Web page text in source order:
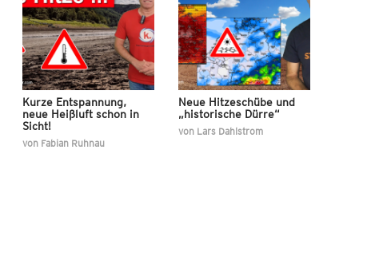
Kurze Entspannung,
neue Heißluft schon in
Sicht!
von Fabian Ruhnau
Neue Hitzeschübe und
„historische Dürre“
von Lars Dahlstrom